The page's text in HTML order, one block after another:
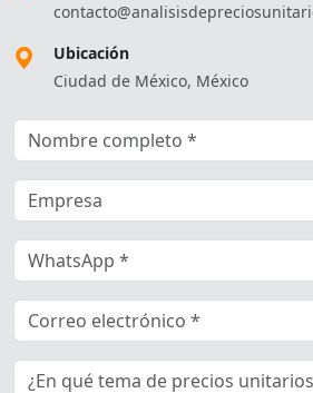
Ubicación
Ciudad de México, México